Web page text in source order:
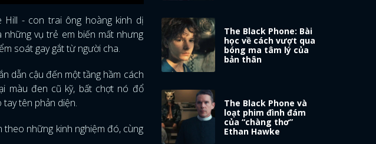
- con trai ông hoàng kinh dị
những vụ trẻ em biến mất nhưng
soát gay gắt từ người cha.
dẫn cậu đến một tầng hầm cách
màu đen cũ kỹ, bất chợt nó đổ
tên phản diện.
những kinh nghiệm đó, cùng
The Black Phone: Bài
học về cách vượt qua
bóng ma tâm lý của
bản thân
The Black Phone và
loạt phim đình đám
của “chàng thơ”
Ethan Hawke